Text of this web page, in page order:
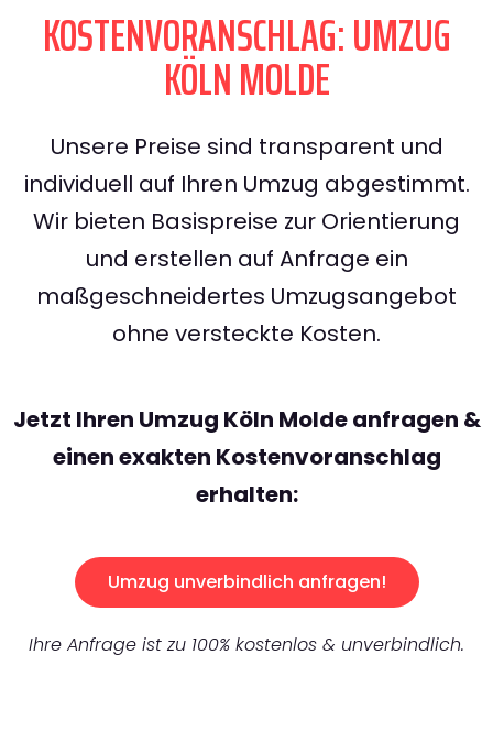
KOSTENVORANSCHLAG: UMZUG
KÖLN MOLDE
Unsere Preise sind transparent und
individuell auf Ihren Umzug abgestimmt.
Wir bieten Basispreise zur Orientierung
und erstellen auf Anfrage ein
maßgeschneidertes Umzugsangebot
ohne versteckte Kosten.
Jetzt Ihren Umzug Köln Molde anfragen &
einen exakten Kostenvoranschlag
erhalten:
Umzug unverbindlich anfragen!
Ihre Anfrage ist zu 100% kostenlos & unverbindlich.